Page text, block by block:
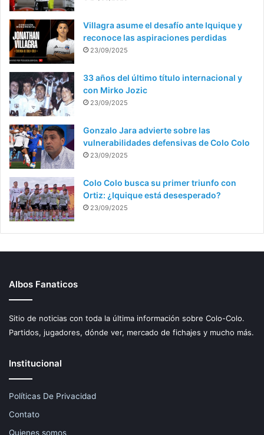
Villagra asume el desafío ante Iquique y
reconoce las aspiraciones perdidas
23/09/2025
33 años del último título internacional y
con Mirko Jozic
23/09/2025
Gonzalo Jara advierte sobre las
vulnerabilidades defensivas de Colo Colo
23/09/2025
Colo Colo busca su primer triunfo con
Ortiz: ¿Iquique está desesperado?
23/09/2025
Albos Fanaticos
Sitio de noticias con toda la última información sobre Colo-Colo.
Partidos, jugadores, dónde ver, mercado de fichajes y mucho más.
Institucional
Políticas De Privacidad
Contato
Quienes somos